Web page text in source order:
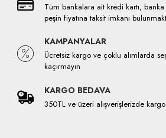
Tüm bankalara ait kredi kartı, banka
peşin fiyatına taksit imkanı
KAMPANYALAR
Ücretsiz kargo ve çoklu alımlarda
kaçırmayın
KARGO BEDAVA
350TL ve üzeri alışverişlerizde